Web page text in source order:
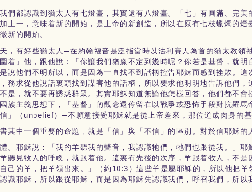
們都認識到猶太人有七燈臺，其實還有八燈臺。「七」有圓滿、完
加上一，意味着新的開始，是上帝的新創造，所以在原有七枝蠟燭的
新的開始。
，有好些猶太人─在約翰福音是泛指當時以法利賽人為首的猶太教領
着」他，跟他說：「你讓我們猶豫不定到幾時呢？你若是基督，就明
說他們不明所以，而是因為一直找不到話柄控告耶穌而感到挫敗。
務求從他說話裏頭找到謀害他的話柄，所以要求他明明地告訴他們，
是，就不要再誘惑群眾。其實耶穌知道無論他怎樣回答，他們都不會
族主義思想下，「基督」的觀念還停留在以戰爭或恐怖手段對抗羅馬
」（ unbelief）─不願意接受耶穌就是從上帝差來，那位道成肉身的
其中一個重要的命題，就是「信」與「不信」的區別。對於信耶穌的
。耶穌說：「我的羊聽我的聲音，我認識牠們，牠們也跟從我。」
聽見牧人的呼喚，就跟着他。這裏有先後的次序，羊跟着牧人，不是
己的羊，把羊領出來。」（約 10:3 ）這些羊是屬耶穌的，所以他把羊
識耶穌，所以跟從耶穌，而是因為耶穌先認識我們，呼召我們，所以